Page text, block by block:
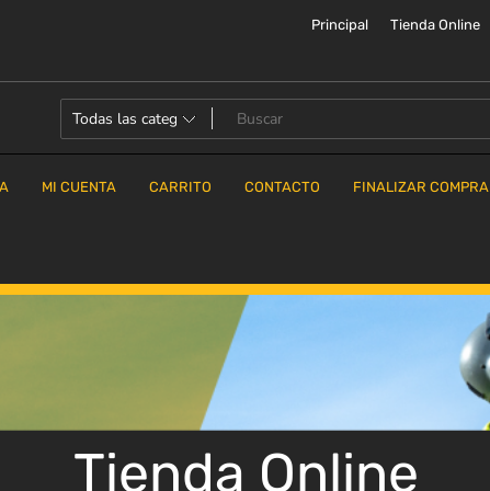
Principal Tienda Online
MI CUENTA CARRITO CONTACTO FINALIZAR COMPRA
Tienda Online